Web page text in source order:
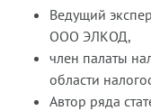
Ведущий
ООО ЭЛКОД,
член палаты
области
Автор ряда